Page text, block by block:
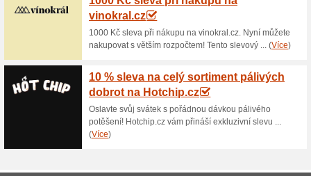
100% fungovalo
Akce
Objednejte si v internetovém
Kč a dopravu budete mít
bezplatného dovozu a